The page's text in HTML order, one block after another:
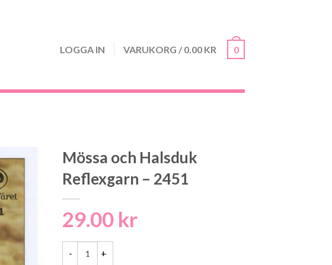
LOGGA IN VARUKORG / 0.00 KR 0
Mössa och Halsduk
Reflexgarn – 2451
29.00 kr